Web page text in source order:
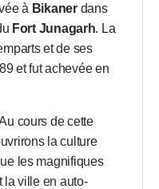
à Bikanerdans
Fort Junagarh. La
et de ses
et fut achevée en
cours de cette
la culture
les magnifiques
la ville en auto-